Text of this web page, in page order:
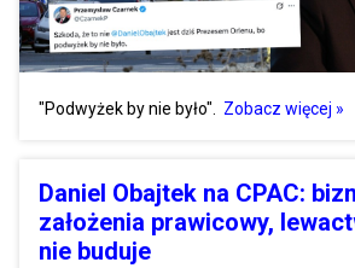
"Podwyżek by nie było". Zobacz więcej »
Daniel Obajtek na CPAC:
założenia prawicowy,
nie buduje